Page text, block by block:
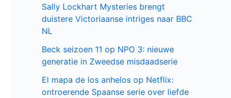
Sally Lockhart Mysteries brengt
duistere Victoriaanse intriges naar BBC
NL
Beck seizoen 11 op NPO 3: nieuwe
generatie in Zweedse misdaadserie
El mapa de los anhelos op Netflix:
ontroerende Spaanse serie over liefde